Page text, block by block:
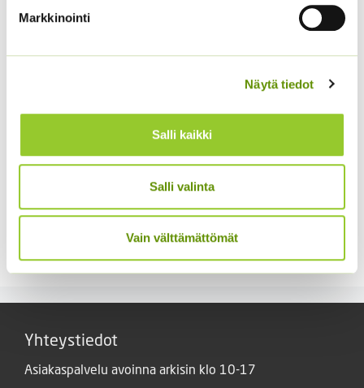
Markkinointi
Näytä tiedot
Salli kaikki
Salli valinta
Vain välttämättömät
Presto sekoitus
Tours Native
Sisältää arvonlisäveron Kiinanasteri Hulk (50 s)
Yhteystiedot
Asiakaspalvelu avoinna arkisin klo 10-17